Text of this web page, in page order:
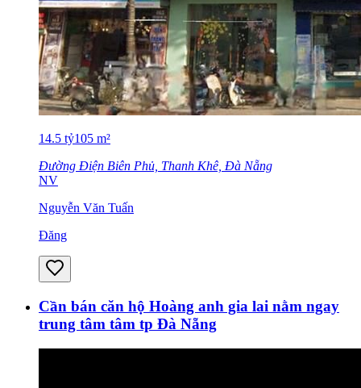
14.5 tỷ105 m²
Đường Điện Biên Phủ, Thanh Khê, Đà Nẵng
NV
Nguyễn Văn Tuấn
Đăng
Cần bán căn hộ Hoàng anh gia lai nằm ngay
trung tâm tâm tp Đà Nẵng